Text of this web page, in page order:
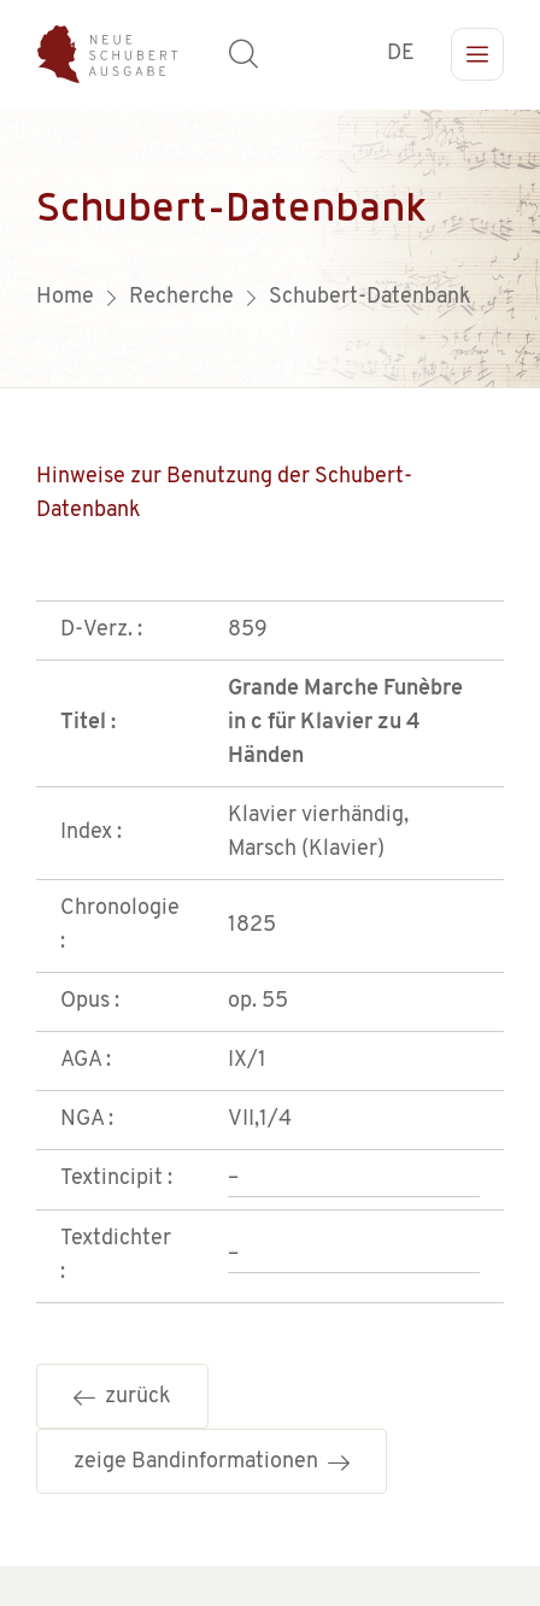
DE
Schubert-Datenbank
Home Recherche Schubert-Datenbank
Hinweise zur Benutzung der Schubert-
Datenbank
D-Verz. : 859
Titel :
Grande Marche Funèbre
in c für Klavier zu 4
Händen
Index :
Klavier vierhändig,
Marsch (Klavier)
Chronologie
:
1825
Opus : op. 55
AGA : IX/1
NGA : VII,1/4
Textincipit : –
Textdichter
:
–
zurück
zeige Bandinformationen